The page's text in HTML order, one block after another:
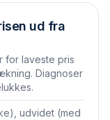
ud fra
for laveste pris
Diagnoser
udvidet (med